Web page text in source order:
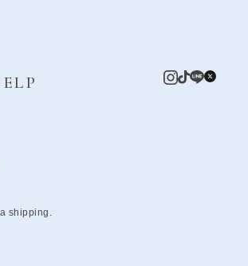
shipping.